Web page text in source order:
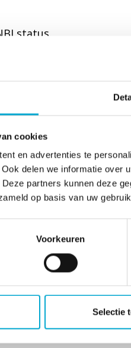
cookies
en advertenties te
delen we informatie over
partners kunnen deze
op basis van uw
Voorkeuren
Selectie
status.
vragen via
heeft